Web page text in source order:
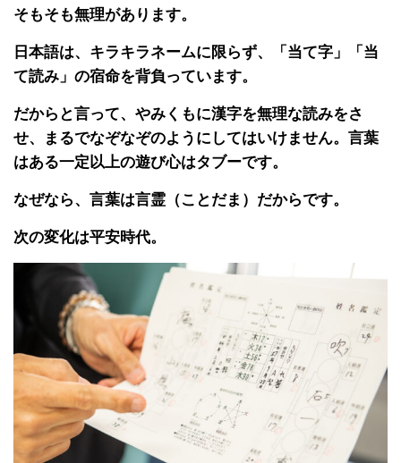
そもそも無理があります。
日本語は、キラキラネームに限らず、「当て字」「当
て読み」の宿命を背負っています。
だからと言って、やみくもに漢字を無理な読みをさ
せ、まるでなぞなぞのようにしてはいけません。言葉
はある一定以上の遊び心はタブーです。
なぜなら、言葉は言霊（ことだま）だからです。
次の変化は平安時代。